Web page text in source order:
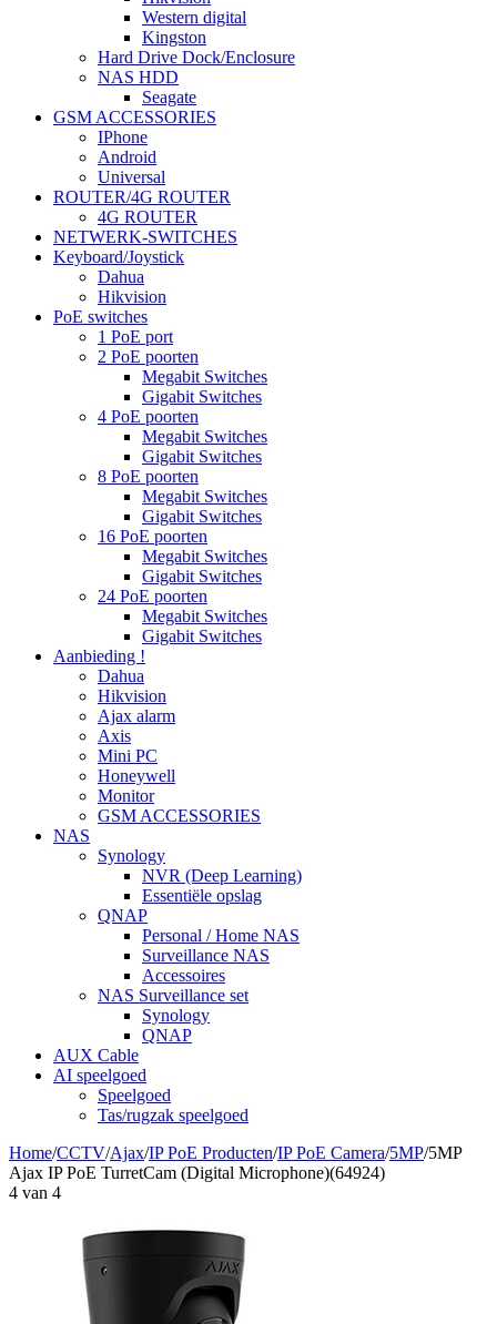
Western digital
Kingston
Hard Drive Dock/Enclosure
NAS HDD
Seagate
GSM ACCESSORIES
IPhone
Android
Universal
ROUTER/4G ROUTER
4G ROUTER
NETWERK-SWITCHES
Keyboard/Joystick
Dahua
Hikvision
PoE switches
1 PoE port
2 PoE poorten
Megabit Switches
Gigabit Switches
4 PoE poorten
Megabit Switches
Gigabit Switches
8 PoE poorten
Megabit Switches
Gigabit Switches
16 PoE poorten
Megabit Switches
Gigabit Switches
24 PoE poorten
Megabit Switches
Gigabit Switches
Aanbieding !
Dahua
Hikvision
Ajax alarm
Axis
Mini PC
Honeywell
Monitor
GSM ACCESSORIES
NAS
Synology
NVR (Deep Learning)
Essentiële opslag
QNAP
Personal / Home NAS
Surveillance NAS
Accessoires
NAS Surveillance set
Synology
QNAP
AUX Cable
AI speelgoed
Speelgoed
Tas/rugzak speelgoed
Home/CCTV/Ajax/IP PoE Producten/IP PoE Camera/5MP/5MP
Ajax IP PoE TurretCam (Digital Microphone)(64924)
4 van 4